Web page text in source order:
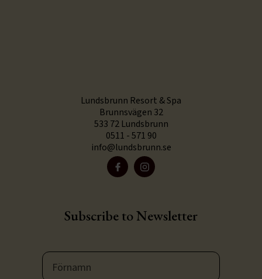
Lundsbrunn Resort & Spa
Brunnsvägen 32
533 72 Lundsbrunn
0511 - 571 90
info@lundsbrunn.se
Subscribe to Newsletter